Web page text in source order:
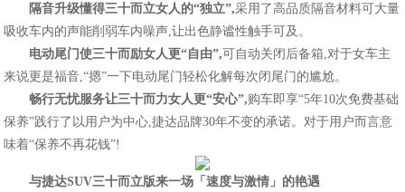
隔音升级懂得三十而立女人的“独立”,采用了高品质隔音材料可大量
吸收车内的声能削弱车内噪声,让出色静谧性触手可及。
电动尾门使三十而励女人更“自由”,可自动关闭后备箱,对于女车主
来说更是福音,“摁”一下电动尾门轻松化解每次闭尾门的尴尬。
畅行无忧服务让三十而力女人更“安心”,购车即享“5年10次免费基础
保养”践行了以用户为中心,捷达品牌30年不变的承诺。对于用户而言意
味着“保养不再花钱”!
与捷达SUV三十而立版来一场「速度与激情」的艳遇